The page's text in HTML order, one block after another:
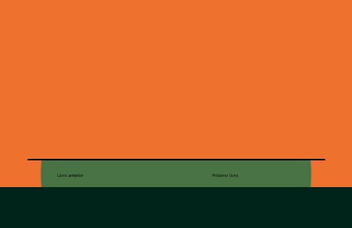
Livro anterior Próximo livro